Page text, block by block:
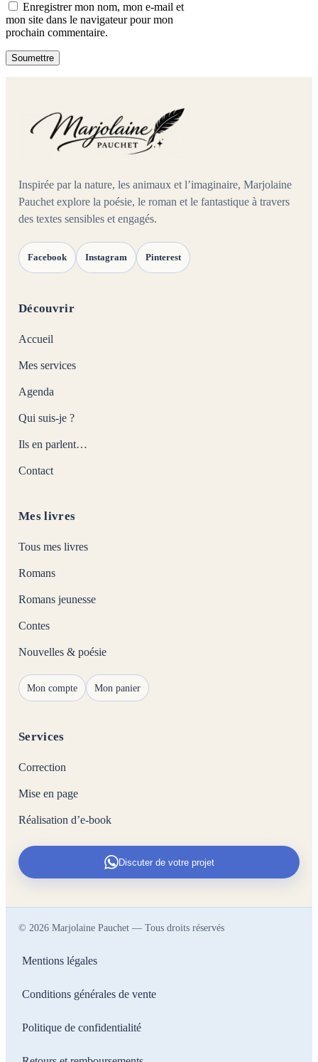
Enregistrer mon nom, mon e-mail et
mon site dans le navigateur pour mon
prochain commentaire.
Inspirée par la nature, les animaux et l’imaginaire, Marjolaine
Pauchet explore la poésie, le roman et le fantastique à travers
des textes sensibles et engagés.
Facebook Instagram Pinterest
Découvrir
Accueil
Mes services
Agenda
Qui suis-je ?
Ils en parlent…
Contact
Mes livres
Tous mes livres
Romans
Romans jeunesse
Contes
Nouvelles & poésie
Mon compte Mon panier
Services
Correction
Mise en page
Réalisation d’e-book
Discuter de votre projet
© 2026 Marjolaine Pauchet — Tous droits réservés
Mentions légales
Conditions générales de vente
Politique de confidentialité